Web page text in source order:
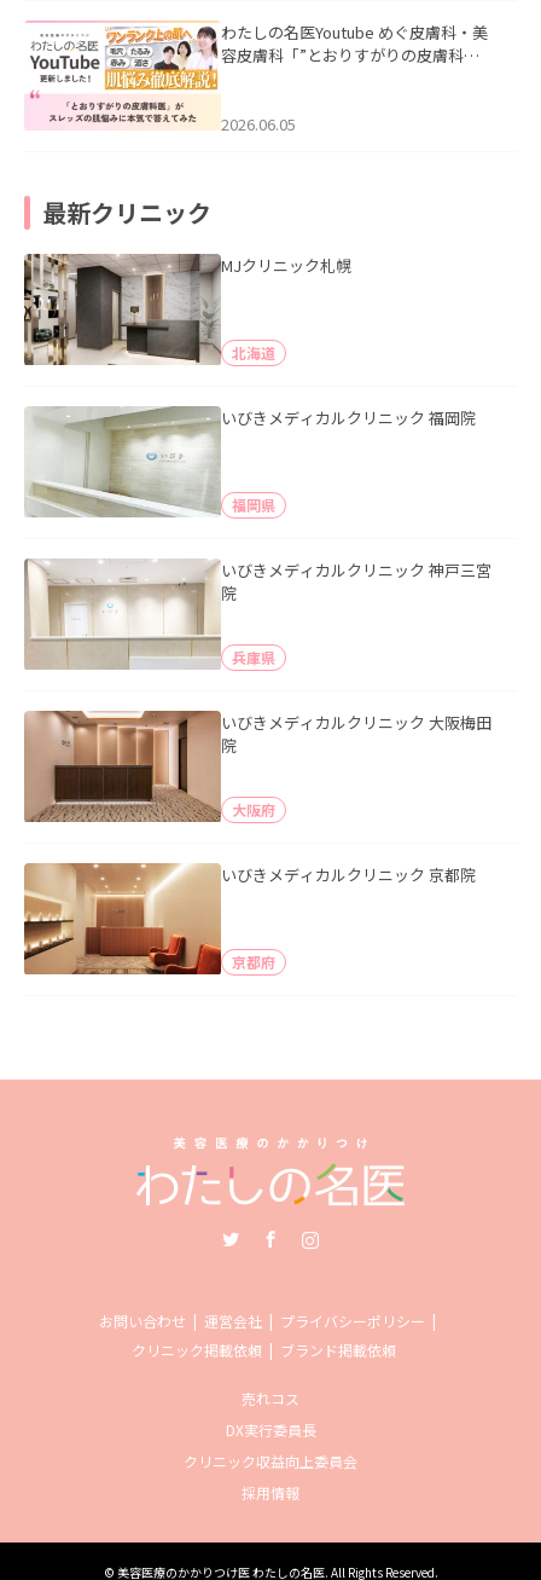
わたしの名医Youtube めぐ皮膚科・美
容皮膚科「”とおりすがりの皮膚科
2026.06.05
最新クリニック
MJクリニック札幌
北海道
いびきメディカルクリニック 福岡院
福岡県
いびきメディカルクリニック 神戸三宮
院
兵庫県
いびきメディカルクリニック 大阪梅田
院
大阪府
いびきメディカルクリニック 京都院
京都府
お問い合わせ 運営会社
プライバシーポリシー
クリニック掲載依頼
ブランド掲載依頼
売れコス
DX実行委員長
クリニック収益向上委員会
採用情報
© 美容医療のかかりつけ医 わたしの名医. All Rights Reserved.